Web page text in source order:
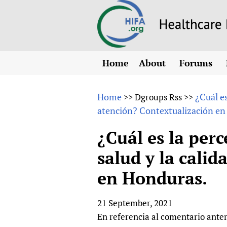
Home
About
Why HIFA is needed
Vision and Strategy
HIFA, Universal
Human Rights
HIFA in Official
Achievements
HIFA Voices database
HIFA & global health
Forums
All)
How to use
HIFA-
HIFA-
HIFA-
Home >>Dgroups Rss >> ¿Cuál
atención? Contextualización
¿Cuál es la
salud y la
en Honduras.
21 September, 2021
En referencia al comentario